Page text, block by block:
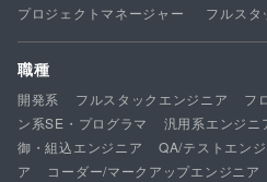
プロジェクトマネージャー
フルスタ
職種
開発系 フルスタックエンジニア フ
ン系SE・プログラマ
汎用系エンジニ
御・組込エンジニア
QA/テストエン
ア
コーダー/マークアップエンジニア